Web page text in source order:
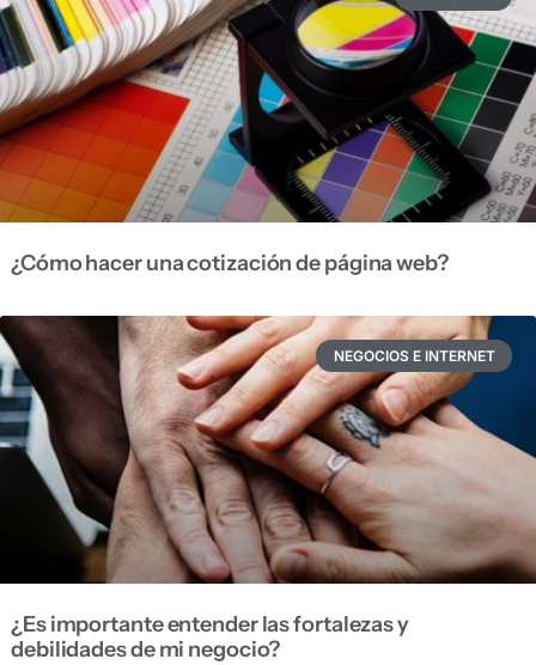
¿Cómo hacer una cotización de página web?
NEGOCIOS E INTERNET
¿Es importante entender las fortalezas y
debilidades de mi negocio?